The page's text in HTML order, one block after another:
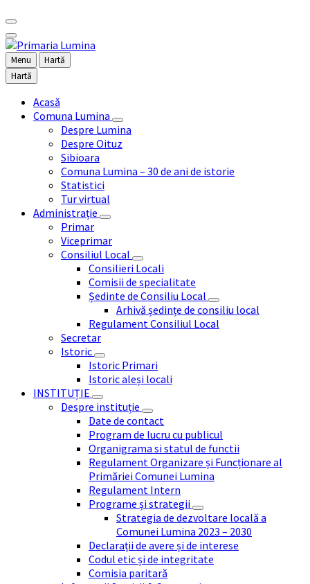
Menu
Hartă
Hartă
Acasă
Comuna Lumina
Despre Lumina
Despre Oituz
Sibioara
Comuna Lumina – 30 de ani de istorie
Statistici
Tur virtual
Administrație
Primar
Viceprimar
Consiliul Local
Consilieri Locali
Comisii de specialitate
Ședinte de Consiliu Local
Arhivă ședințe de consiliu local
Regulament Consiliul Local
Secretar
Istoric
Istoric Primari
Istoric aleși locali
INSTITUȚIE
Despre instituție
Date de contact
Program de lucru cu publicul
Organigrama si statul de functii
Regulament Organizare și Funcționare al
Primăriei Comunei Lumina
Regulament Intern
Programe și strategii
Strategia de dezvoltare locală a
Comunei Lumina 2023 – 2030
Declarații de avere și de interese
Codul etic și de integritate
Comisia paritară